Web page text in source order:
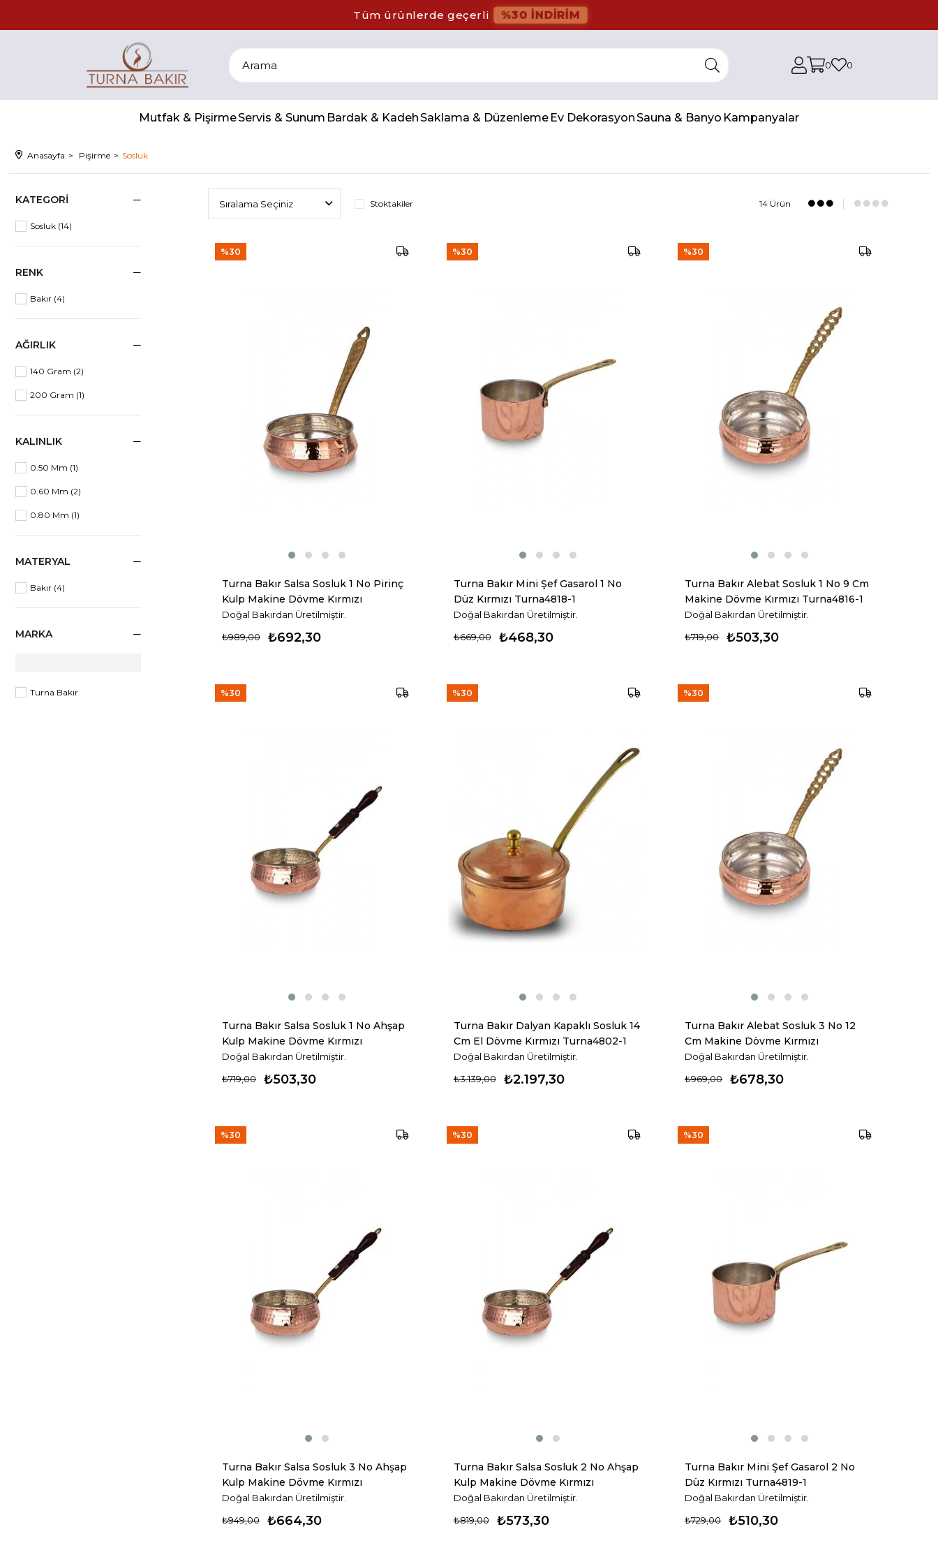
Tüm ürünlerde geçerli %30 İNDİRİM
0 0
Mutfak & PişirmeServis & Sunum Bardak & KadehSaklama & Düzenleme Ev DekorasyonSauna & Banyo Kampanyalar
Anasayfa Pişirme Sosluk
KATEGORI
Sosluk (14)
RENK
Bakır (4)
AĞIRLIK
140 Gram (2)
200 Gram (1)
KALINLIK
0.50 Mm (1)
0.60 Mm (2)
0.80 Mm (1)
MATERYAL
Bakır (4)
MARKA
Turna Bakır
Stoktakiler 14 Ürün
Turna Bakır Salsa Sosluk 1 No Pirinç
Kulp Makine Dövme Kırmızı
Turna4803-1
Doğal Bakırdan Üretilmiştir.
₺692,30
₺989,00
%30
Turna Bakır Mini Şef Gasarol 1 No
Düz Kırmızı Turna4818-1
Doğal Bakırdan Üretilmiştir.
₺468,30
₺669,00
%30
Turna Bakır Alebat Sosluk 1 No 9 Cm
Makine Dövme Kırmızı Turna4816-1
Doğal Bakırdan Üretilmiştir.
₺503,30
₺719,00
%30
Turna Bakır Salsa Sosluk 1 No Ahşap
Kulp Makine Dövme Kırmızı
Turna4806-1
Doğal Bakırdan Üretilmiştir.
₺503,30
₺719,00
%30
Turna Bakır Dalyan Kapaklı Sosluk 14
Cm El Dövme Kırmızı Turna4802-1
Doğal Bakırdan Üretilmiştir.
₺2.197,30
₺3.139,00
%30
Turna Bakır Alebat Sosluk 3 No 12
Cm Makine Dövme Kırmızı
Turna4874-1
Doğal Bakırdan Üretilmiştir.
₺678,30
₺969,00
%30
Turna Bakır Salsa Sosluk 3 No Ahşap
Kulp Makine Dövme Kırmızı
Turna4839-1
Doğal Bakırdan Üretilmiştir.
₺664,30
₺949,00
%30
Turna Bakır Salsa Sosluk 2 No Ahşap
Kulp Makine Dövme Kırmızı
Turna4838-1
Doğal Bakırdan Üretilmiştir.
₺573,30
₺819,00
%30
Turna Bakır Mini Şef Gasarol 2 No
Düz Kırmızı Turna4819-1
Doğal Bakırdan Üretilmiştir.
₺510,30
₺729,00
%30